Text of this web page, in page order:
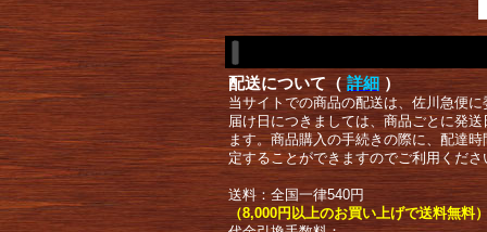
配送について（ 詳細 ）
当サイトでの商品の配送は、佐川急便
届け日につきましては、商品ごとに発
ます。商品購入の手続きの際に、配達
定することができますのでご利用くださ
送料：全国一律540円
（8,000円以上のお買い上げで送料無料